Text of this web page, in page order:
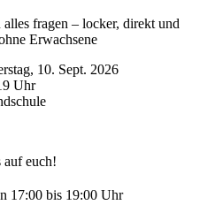
fragen – locker, direkt und
Erwachsene
10. Sept. 2026
Uhr
auf euch!
17:00 bis 19:00 Uhr